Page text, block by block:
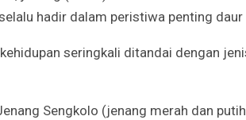
hadir dalam peristiwa penting
seringkali ditandai dengan
Sengkolo (jenang merah dan